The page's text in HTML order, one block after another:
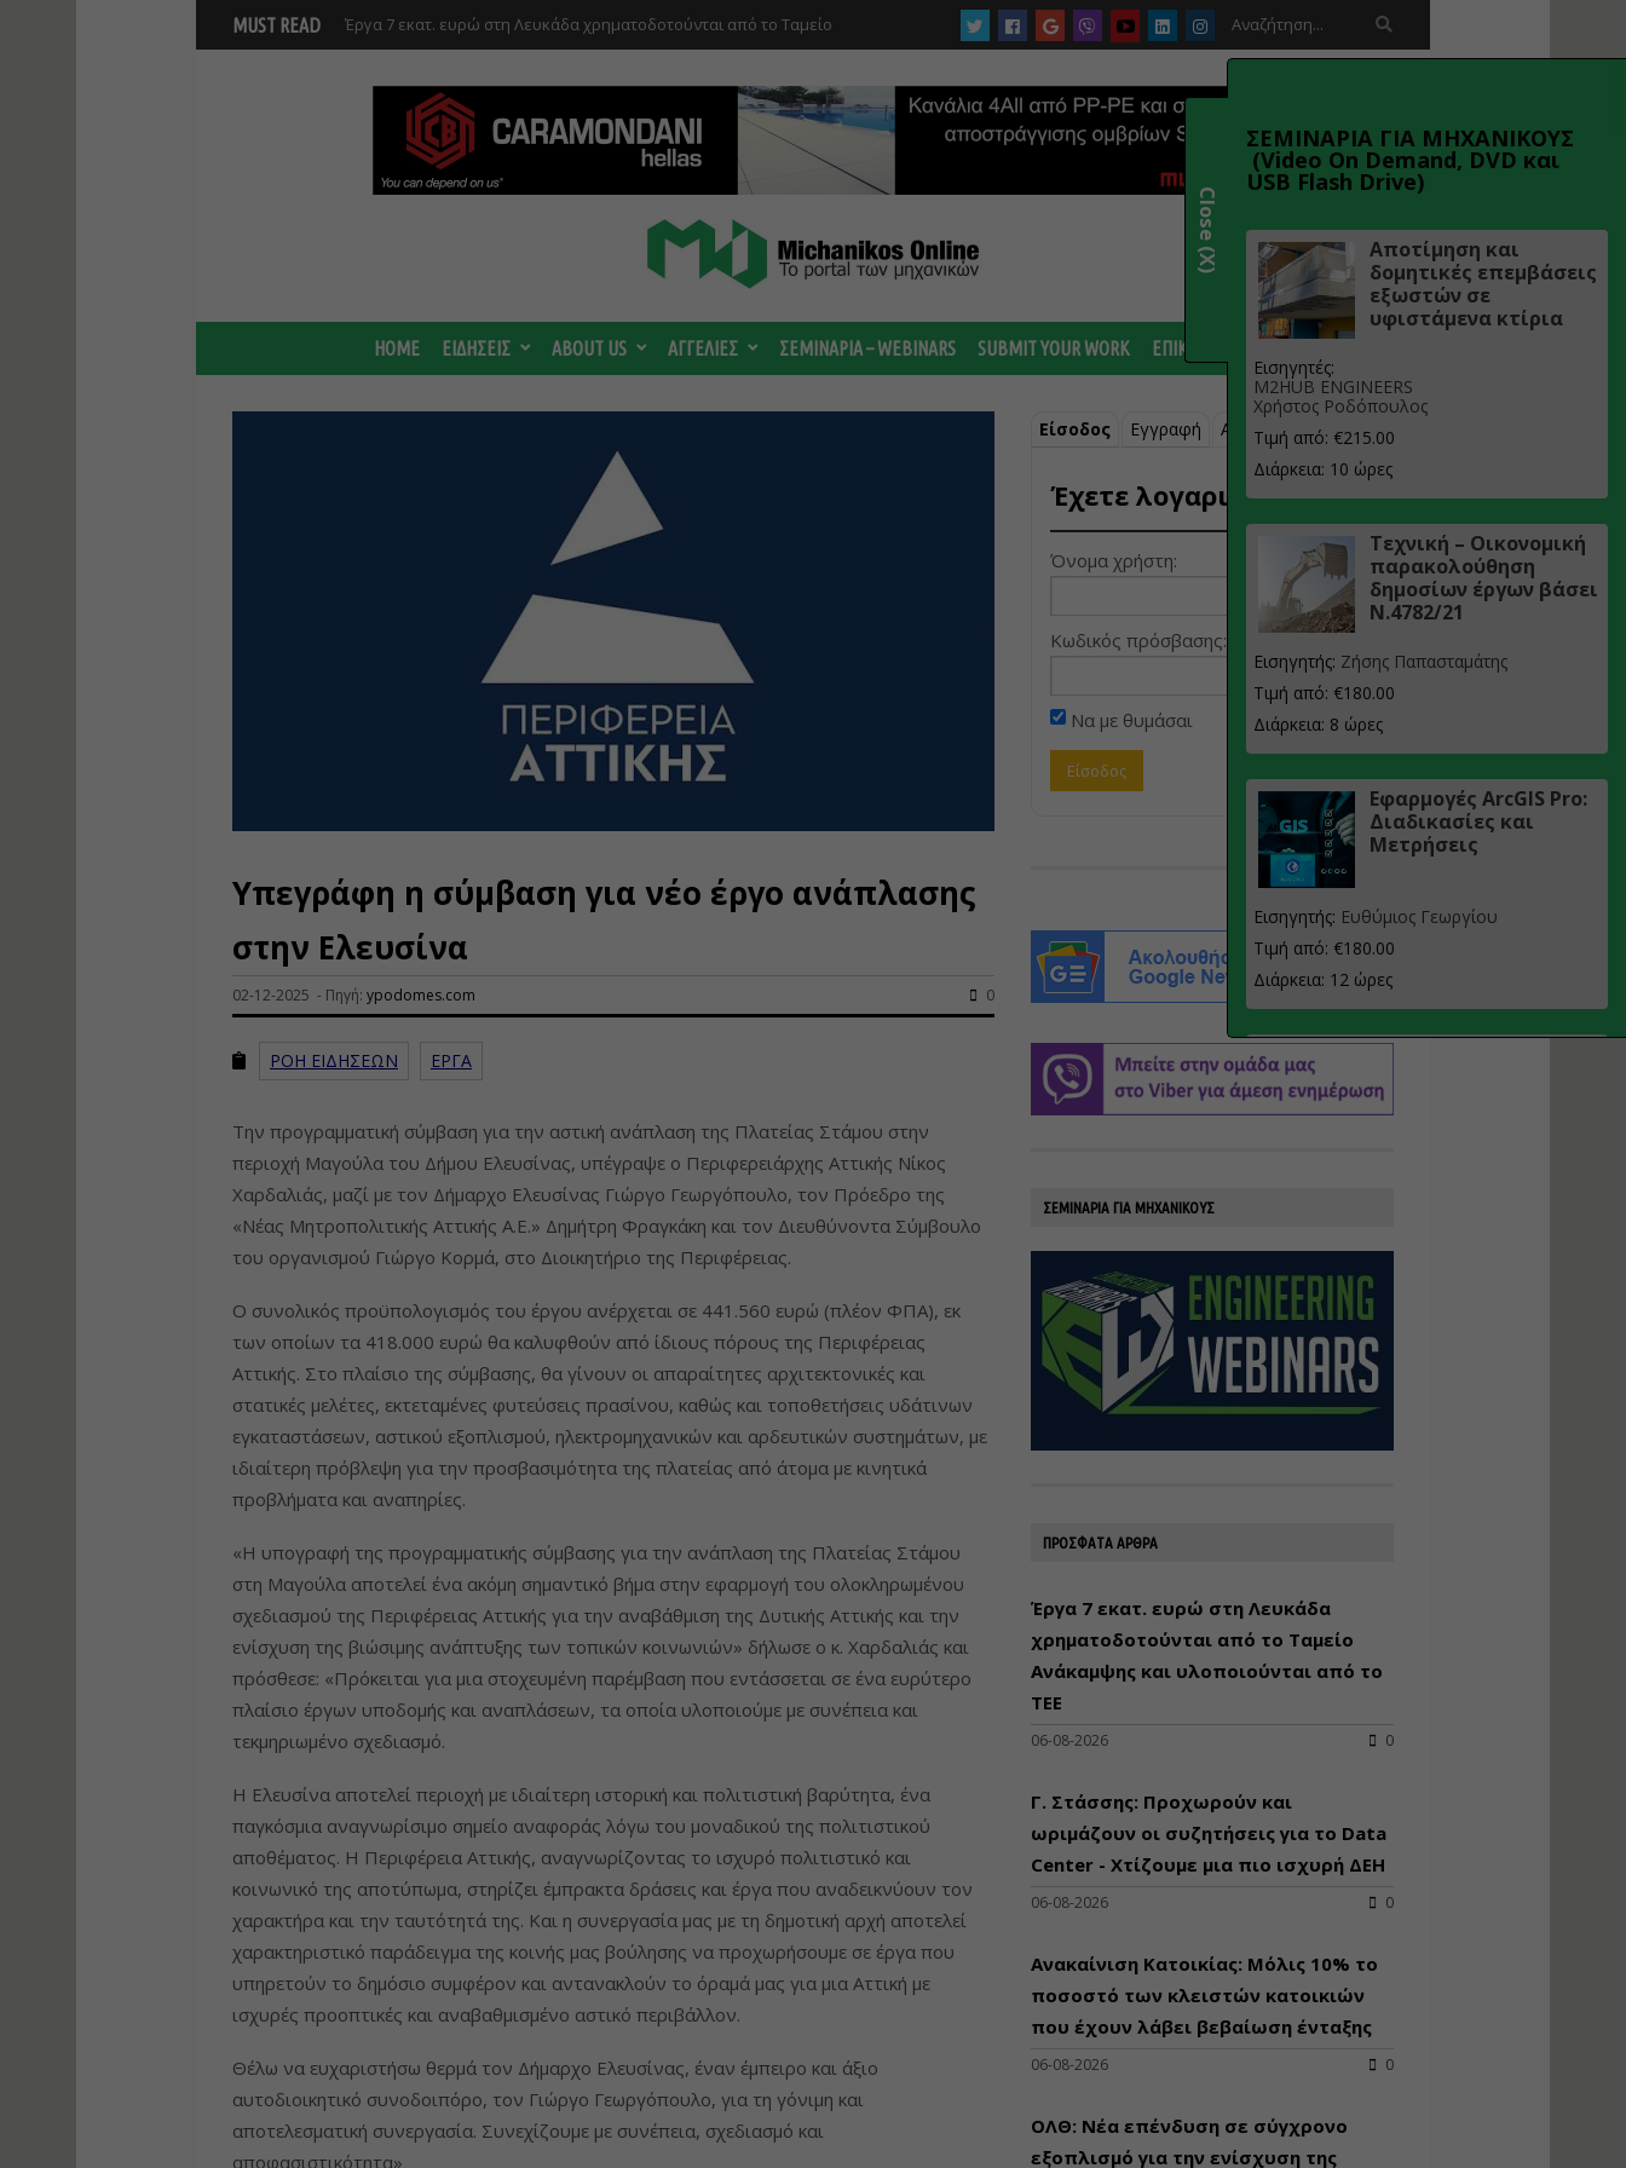
MUST READ Γ. Στάσσης: Προχωρούν και ωριμάζουν οι συζητήσεις για το Data 
HOME ΕΙΔΗΣΕΙΣ ABOUT US ΑΓΓΕΛΙΕΣ ΣΕΜΙΝΑΡΙΑ – WEBINARS SUBMIT YOUR WORK ΕΠΙΚΟΙΝΩΝΙΑ
Υπεγράφη η σύμβαση για νέο έργο ανάπλασης
στην Ελευσίνα
02-12-2025 - Πηγή: ypodomes.com 0
ΡΟΗ ΕΙΔΗΣΕΩΝ ΕΡΓΑ
Την προγραμματική σύμβαση για την αστική ανάπλαση της Πλατείας Στάμου στην
περιοχή Μαγούλα του Δήμου Ελευσίνας, υπέγραψε ο Περιφερειάρχης Αττικής Νίκος
Χαρδαλιάς, μαζί με τον Δήμαρχο Ελευσίνας Γιώργο Γεωργόπουλο, τον Πρόεδρο της
«Νέας Μητροπολιτικής Αττικής Α.Ε.» Δημήτρη Φραγκάκη και τον Διευθύνοντα Σύμβουλο
του οργανισμού Γιώργο Κορμά, στο Διοικητήριο της Περιφέρειας.
Ο συνολικός προϋπολογισμός του έργου ανέρχεται σε 441.560 ευρώ (πλέον ΦΠΑ), εκ
των οποίων τα 418.000 ευρώ θα καλυφθούν από ίδιους πόρους της Περιφέρειας
Αττικής. Στο πλαίσιο της σύμβασης, θα γίνουν οι απαραίτητες αρχιτεκτονικές και
στατικές μελέτες, εκτεταμένες φυτεύσεις πρασίνου, καθώς και τοποθετήσεις υδάτινων
εγκαταστάσεων, αστικού εξοπλισμού, ηλεκτρομηχανικών και αρδευτικών συστημάτων, με
ιδιαίτερη πρόβλεψη για την προσβασιμότητα της πλατείας από άτομα με κινητικά
προβλήματα και αναπηρίες.
«Η υπογραφή της προγραμματικής σύμβασης για την ανάπλαση της Πλατείας Στάμου
στη Μαγούλα αποτελεί ένα ακόμη σημαντικό βήμα στην εφαρμογή του ολοκληρωμένου
σχεδιασμού της Περιφέρειας Αττικής για την αναβάθμιση της Δυτικής Αττικής και την
ενίσχυση της βιώσιμης ανάπτυξης των τοπικών κοινωνιών» δήλωσε ο κ. Χαρδαλιάς και
πρόσθεσε: «Πρόκειται για μια στοχευμένη παρέμβαση που εντάσσεται σε ένα ευρύτερο
πλαίσιο έργων υποδομής και αναπλάσεων, τα οποία υλοποιούμε με συνέπεια και
τεκμηριωμένο σχεδιασμό.
Η Ελευσίνα αποτελεί περιοχή με ιδιαίτερη ιστορική και πολιτιστική βαρύτητα, ένα
παγκόσμια αναγνωρίσιμο σημείο αναφοράς λόγω του μοναδικού της πολιτιστικού
αποθέματος. Η Περιφέρεια Αττικής, αναγνωρίζοντας το ισχυρό πολιτιστικό και
κοινωνικό της αποτύπωμα, στηρίζει έμπρακτα δράσεις και έργα που αναδεικνύουν τον
χαρακτήρα και την ταυτότητά της. Και η συνεργασία μας με τη δημοτική αρχή αποτελεί
χαρακτηριστικό παράδειγμα της κοινής μας βούλησης να προχωρήσουμε σε έργα που
υπηρετούν το δημόσιο συμφέρον και αντανακλούν το όραμά μας για μια Αττική με
ισχυρές προοπτικές και αναβαθμισμένο αστικό περιβάλλον.
Θέλω να ευχαριστήσω θερμά τον Δήμαρχο Ελευσίνας, έναν έμπειρο και άξιο
αυτοδιοικητικό συνοδοιπόρο, τον Γιώργο Γεωργόπουλο, για τη γόνιμη και
αποτελεσματική συνεργασία. Συνεχίζουμε με συνέπεια, σχεδιασμό και
αποφασιστικότητα»
Είσοδος Εγγραφή Ανάκτηση κωδικού
Έχετε λογαριασμό;
Όνομα χρήστη:
Κωδικός πρόσβασης:
Να με θυμάσαι
ΣΕΜΙΝΑΡΙΑ ΓΙΑ ΜΗΧΑΝΙΚΟΥΣ
ΠΡΟΣΦΑΤΑ ΑΡΘΡΑ
Έργα 7 εκατ. ευρώ στη Λευκάδα
χρηματοδοτούνται από το Ταμείο
Ανάκαμψης και υλοποιούνται από το
ΤΕΕ
06-08-2026 0
Γ. Στάσσης: Προχωρούν και
ωριμάζουν οι συζητήσεις για το Data
Center - Χτίζουμε μια πιο ισχυρή ΔΕΗ
06-08-2026 0
Ανακαίνιση Κατοικίας: Μόλις 10% το
ποσοστό των κλειστών κατοικιών
που έχουν λάβει βεβαίωση ένταξης
06-08-2026 0
ΟΛΘ: Νέα επένδυση σε σύγχρονο
εξοπλισμό για την ενίσχυση της
ΣΕΜΙΝΑΡΙΑ ΓΙΑ ΜΗΧΑΝΙΚΟΥΣ
(Video On Demand, DVD και
USB Flash Drive)
Αποτίμηση και
δομητικές επεμβάσεις
εξωστών σε
υφιστάμενα κτίρια
Εισηγητές:
M2HUB ENGINEERS
Χρήστος Ροδόπουλος
Τιμή από: €215.00
Διάρκεια: 10 ώρες
Τεχνική – Οικονομική
παρακολούθηση
δημοσίων έργων βάσει
Ν.4782/21
Εισηγητής: Ζήσης Παπασταμάτης
Τιμή από: €180.00
Διάρκεια: 8 ώρες
Εφαρμογές ArcGIS Pro:
Διαδικασίες και
Μετρήσεις
Εισηγητής: Ευθύμιος Γεωργίου
Τιμή από: €180.00
Διάρκεια: 12 ώρες
υλοποίηση
φωτοβολταϊκών
Τιμή από: €230.00
Διάρκεια: 16 ώρες
Αρχιτεκτονικός
Σχεδιασμός με το
Rhinoceros
κoλυμβητικής
υδατοδεξαμενής
Χρήστος Ροδόπουλος
Διάρκεια: 14 ώρες
Διαδικασία
αδειοδότησης και
έκδοσης
κατάταξης
Εισηγητές:
Γραμματή Μπακλατσή
Νικόλαος Σαρούκος
Διάρκεια: 8 ώρες
Close (X)